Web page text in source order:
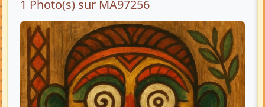
1 Photo(s) sur MA97256